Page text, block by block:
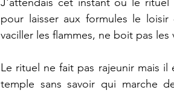
pour laisser aux formules le
vaciller les flammes, ne boit pas
Le rituel ne fait pas rajeunir mais
temple sans savoir qui marche